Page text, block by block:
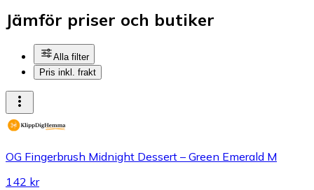
Jämför priser och butiker
Alla filter
Pris inkl. frakt
OG Fingerbrush Midnight Dessert – Green Emerald M
142 kr